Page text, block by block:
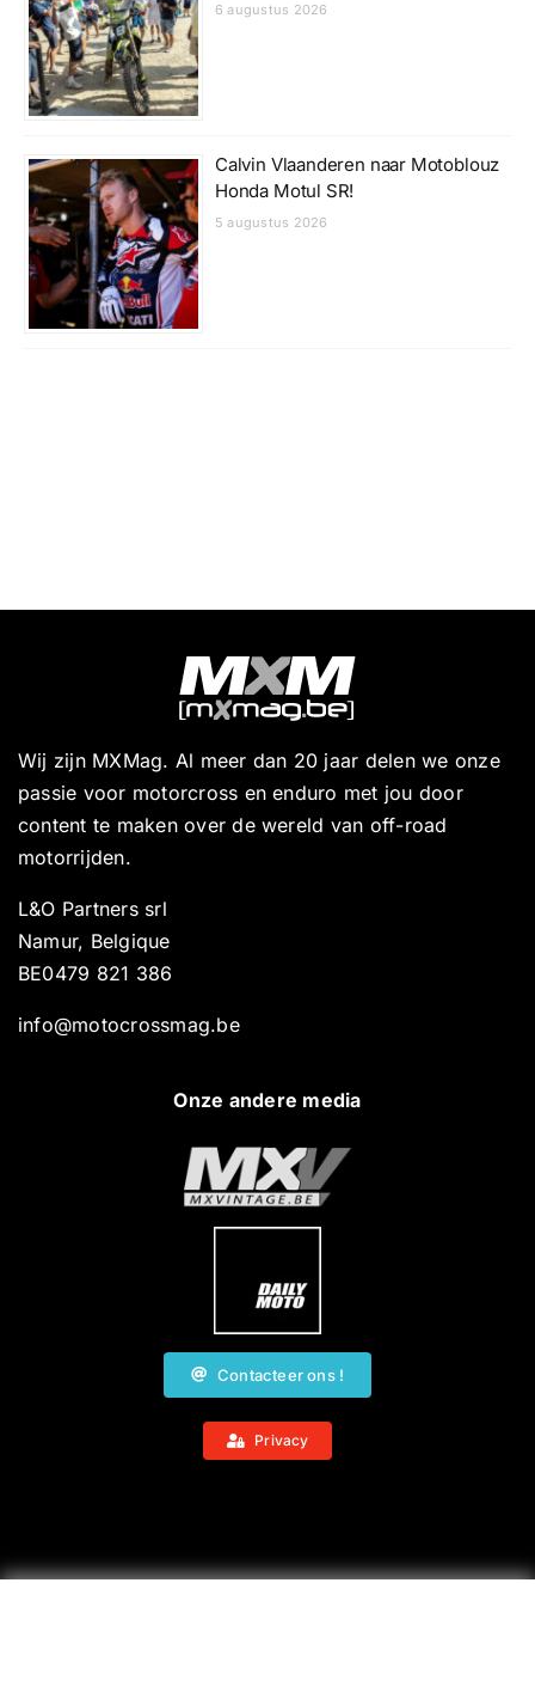
6 augustus 2026
Calvin Vlaanderen naar Motoblouz
Honda Motul SR!
5 augustus 2026
Wij zijn MXMag. Al meer dan 20 jaar delen we onze
passie voor motorcross en enduro met jou door
content te maken over de wereld van off-road
motorrijden.
L&O Partners srl
Namur, Belgique
BE0479 821 386
info@motocrossmag.be
Onze andere media
Contacteer ons !
Privacy